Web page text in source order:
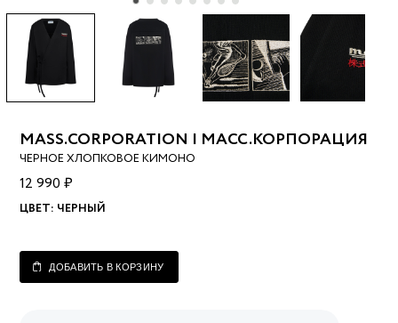
MASS.CORPORATION | МАСС.КОРПОРАЦИЯ
ЧЕРНОЕ ХЛОПКОВОЕ КИМОНО
12 990 ₽
ЦВЕТ: ЧЕРНЫЙ
ДОБАВИТЬ В КОРЗИНУ